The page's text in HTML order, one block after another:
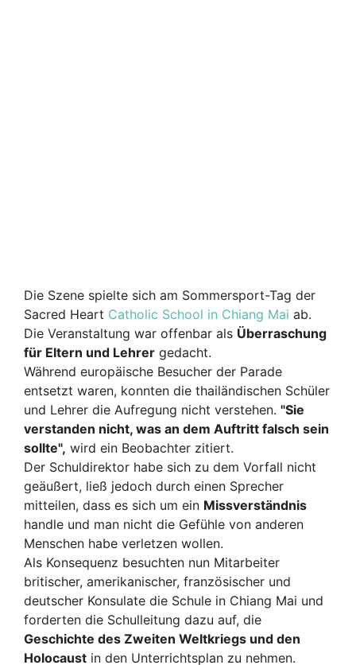
Die Szene spielte sich am Sommersport-Tag der
Sacred Heart Catholic School in Chiang Mai ab.
Die Veranstaltung war offenbar als Überraschung
für Eltern und Lehrer gedacht.
Während europäische Besucher der Parade
entsetzt waren, konnten die thailändischen Schüler
und Lehrer die Aufregung nicht verstehen. "Sie
verstanden nicht, was an dem Auftritt falsch sein
sollte", wird ein Beobachter zitiert.
Der Schuldirektor habe sich zu dem Vorfall nicht
geäußert, ließ jedoch durch einen Sprecher
mitteilen, dass es sich um ein Missverständnis
handle und man nicht die Gefühle von anderen
Menschen habe verletzen wollen.
Als Konsequenz besuchten nun Mitarbeiter
britischer, amerikanischer, französischer und
deutscher Konsulate die Schule in Chiang Mai und
forderten die Schulleitung dazu auf, die
Geschichte des Zweiten Weltkriegs und den
Holocaust in den Unterrichtsplan zu nehmen.